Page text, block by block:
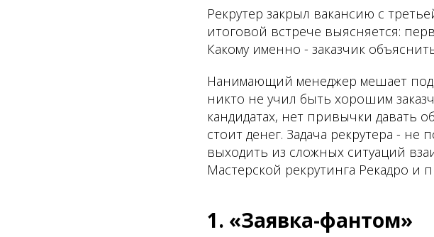
Рекрутер закрыл вакансию с
итоговой встрече выясняется:
Какому именно - заказчик
Нанимающий менеджер мешает
никто не учил быть хорошим
кандидатах, нет привычки давать
стоит денег. Задача рекрутера - не
выходить из сложных ситуаций
Мастерской рекрутинга Рекадро и
1. «Заявка-фантом»